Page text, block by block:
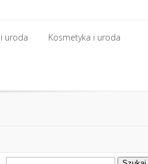
uroda Kosmetyka i uroda
Szukaj: